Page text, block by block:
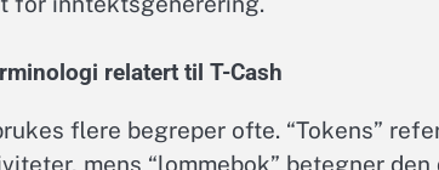
relatert til T-Cash
flere begreper ofte. “Tokens”
mens “lommebok” betegner